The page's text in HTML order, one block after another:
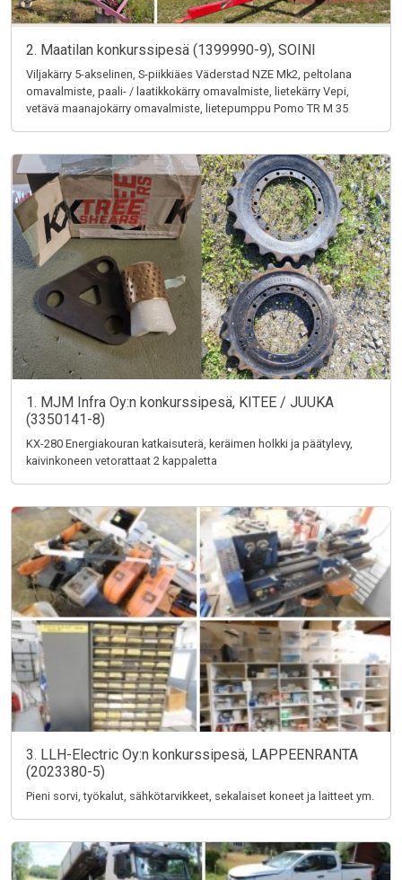
2. Maatilan konkurssipesä (1399990-9), SOINI
Viljakärry 5-akselinen, S-piikkiäes Väderstad NZE Mk2, peltolana
omavalmiste, paali- / laatikkokärry omavalmiste, lietekärry Vepi,
vetävä maanajokärry omavalmiste, lietepumppu Pomo TR M 35
1. MJM Infra Oy:n konkurssipesä, KITEE / JUUKA
(3350141-8)
KX-280 Energiakouran katkaisuterä, keräimen holkki ja päätylevy,
kaivinkoneen vetorattaat 2 kappaletta
3. LLH-Electric Oy:n konkurssipesä, LAPPEENRANTA
(2023380-5)
Pieni sorvi, työkalut, sähkötarvikkeet, sekalaiset koneet ja laitteet ym.